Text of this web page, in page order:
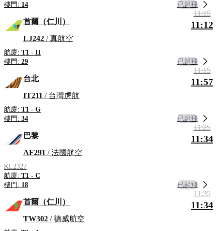
樓門: 14 已起飛
首爾（仁川）
LJ242 / 真航空
航廈: T1 - H
樓門: 29
11:15
11:12
已起飛
台北
IT211 / 台灣虎航
航廈: T1 - G
樓門: 34
11:15
11:57
已起飛
巴黎
AF291 / 法國航空
KL2327
航廈: T1 - C
樓門: 18
11:25
11:34
已起飛
首爾（仁川）
TW302 / 德威航空
11:35
11:34